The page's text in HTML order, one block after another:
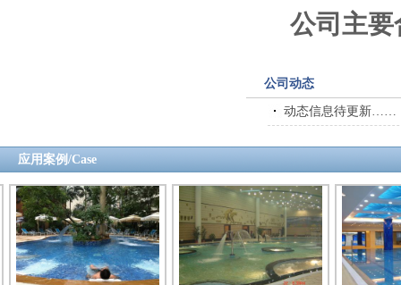
公司主
公司动态
动态信息待更新……
应用案例/Case